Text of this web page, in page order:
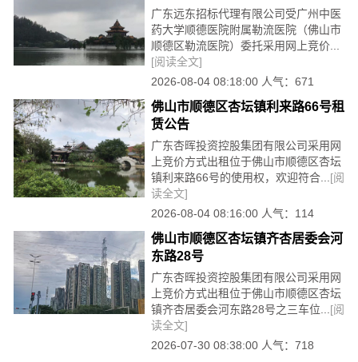
广东远东招标代理有限公司受广州中医
药大学顺德医院附属勒流医院（佛山市
顺德区勒流医院）委托采用网上竞价...
[阅读全文]
2026-08-04 08:18:00 人气：671
佛山市顺德区杏坛镇利来路66号租
赁公告
广东杏晖投资控股集团有限公司采用网
上竞价方式出租位于佛山市顺德区杏坛
镇利来路66号的使用权，欢迎符合... [阅
读全文]
2026-08-04 08:16:00 人气：114
佛山市顺德区杏坛镇齐杏居委会河
东路28号
广东杏晖投资控股集团有限公司采用网
上竞价方式出租位于佛山市顺德区杏坛
镇齐杏居委会河东路28号之三车位... [阅
读全文]
2026-07-30 08:38:00 人气：718